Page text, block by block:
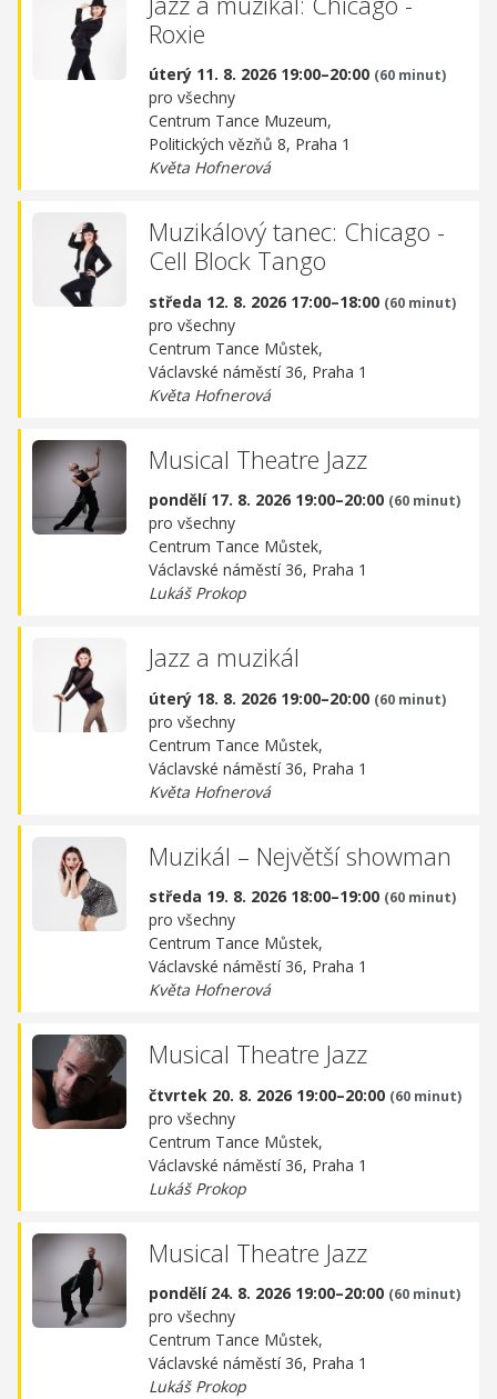
Roxie
úterý 11. 8. 2026 19:00–20:00 (60 minut)
pro všechny
Centrum Tance Muzeum,
Politických vězňů 8, Praha 1
Květa Hofnerová
Muzikálový tanec: Chicago -
Cell Block Tango
středa 12. 8. 2026 17:00–18:00 (60 minut)
pro všechny
Centrum Tance Můstek,
Václavské náměstí 36, Praha 1
Květa Hofnerová
Musical Theatre Jazz
pondělí 17. 8. 2026 19:00–20:00 (60 minut)
pro všechny
Centrum Tance Můstek,
Václavské náměstí 36, Praha 1
Lukáš Prokop
Jazz a muzikál
úterý 18. 8. 2026 19:00–20:00 (60 minut)
pro všechny
Centrum Tance Můstek,
Václavské náměstí 36, Praha 1
Květa Hofnerová
Muzikál – Největší showman
středa 19. 8. 2026 18:00–19:00 (60 minut)
pro všechny
Centrum Tance Můstek,
Václavské náměstí 36, Praha 1
Květa Hofnerová
Musical Theatre Jazz
čtvrtek 20. 8. 2026 19:00–20:00 (60 minut)
pro všechny
Centrum Tance Můstek,
Václavské náměstí 36, Praha 1
Lukáš Prokop
Musical Theatre Jazz
pondělí 24. 8. 2026 19:00–20:00 (60 minut)
pro všechny
Centrum Tance Můstek,
Václavské náměstí 36, Praha 1
Lukáš Prokop